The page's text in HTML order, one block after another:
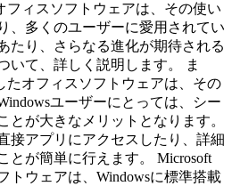
フィスソフトウェアは、その使い
、多くのユーザーに愛用されてい
たり、さらなる進化が期待される
いて、詳しく説明します。 ま
たオフィスソフトウェアは、その
ユーザーにとっては、シー
とが大きなメリットとなります。
接アプリにアクセスしたり、詳細
とが簡単に行えます。 Microsoft
トウェアは、Windowsに標準搭載